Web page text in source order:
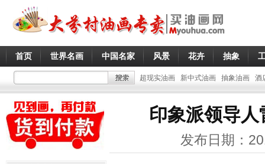
首页 世界名画 中国名家 风景 花卉 抽象
超现实油画 新中式油画 抽象油画 酒
印象派领导
发布日期：